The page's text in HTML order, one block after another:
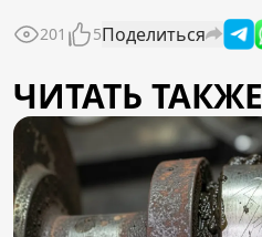
201 5Поделиться
ЧИТАТЬ ТАКЖЕ